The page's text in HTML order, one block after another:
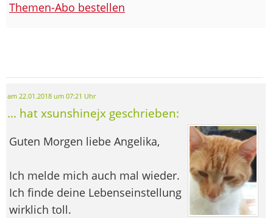
Themen-Abo bestellen
am 22.01.2018 um 07:21 Uhr
... hat xsunshinejx geschrieben:
Guten Morgen liebe Angelika,
Ich melde mich auch mal wieder.
Ich finde deine Lebenseinstellung
wirklich toll.